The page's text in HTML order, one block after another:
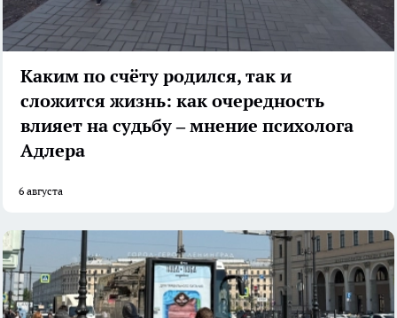
Каким по счёту родился, так и
сложится жизнь: как очередность
влияет на судьбу – мнение психолога
Адлера
6 августа